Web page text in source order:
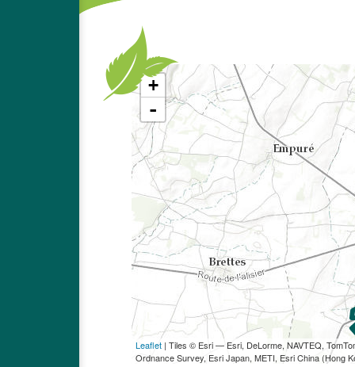
+
-
Leaflet| Tiles © Esri — Esri, DeLorme, NAVTEQ,
Ordnance Survey, Esri Japan, METI, Esri China (Hong